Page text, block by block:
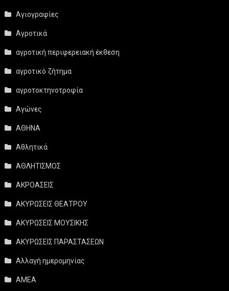
Αγιογραφίες
Αγροτικά
αγροτική περιφερειακή έκθεση
αγροτικό ζήτημα
αγροτοκτηνοτροφία
Αγώνες
ΑΘΗΝΑ
Αθλητικά
ΑΘΛΗΤΙΣΜΟΣ
ΑΚΡΟΑΣΕΙΣ
ΑΚΥΡΩΣΕΙΣ ΘΕΑΤΡΟΥ
ΑΚΥΡΩΣΕΙΣ ΜΟΥΣΙΚΗΣ
ΑΚΥΡΩΣΕΙΣ ΠΑΡΑΣΤΑΣΕΩΝ
Αλλαγή ημερομηνίας
ΑΜΕΑ